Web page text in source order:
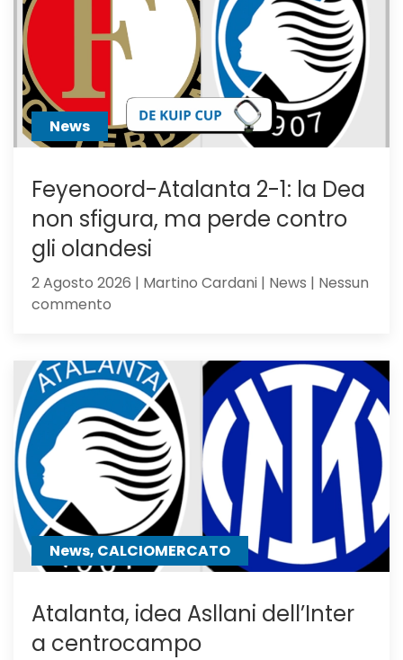
News
Feyenoord-Atalanta 2-1: la Dea
non sfigura, ma perde contro
gli olandesi
2 Agosto 2026 | Martino Cardani | News | Nessun
commento
2-
1:
la
Dea
non
sfigura,
ma
perde
contro
gli
News, CALCIOMERCATO
Atalanta, idea Asllani dell’Inter
a centrocampo